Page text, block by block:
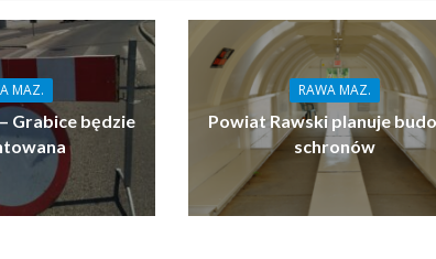
MAZ.
Grabice będzie
RAWA MAZ.
Powiat Rawski planuje
schronów